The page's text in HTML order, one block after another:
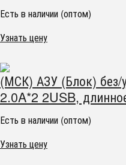
Есть в наличии (оптом)
Узнать цену
(МСК) АЗУ (Блок)
2.0A*2 2USB,
Есть в наличии (оптом)
Узнать цену